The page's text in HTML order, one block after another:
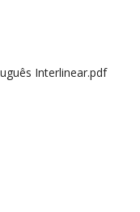
Interlinear.pdf